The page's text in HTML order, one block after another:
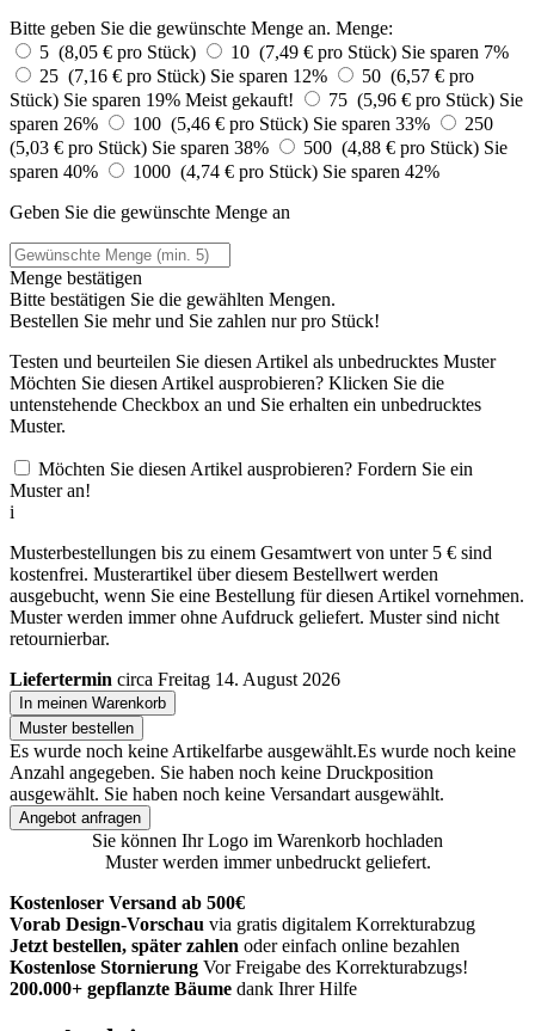
Bitte geben Sie die gewünschte Menge an. Menge:
5 (8,05 € pro Stück)
10 (7,49 € pro Stück) Sie sparen 7%
25 (7,16 € pro Stück) Sie sparen 12%
50 (6,57 € pro
Stück) Sie sparen 19% Meist gekauft! 75 (5,96 € pro Stück) Sie
sparen 26%
100 (5,46 € pro Stück) Sie sparen 33%
250
(5,03 € pro Stück) Sie sparen 38% 500 (4,88 € pro Stück) Sie
sparen 40%
1000 (4,74 € pro Stück) Sie sparen 42%
Geben Sie die gewünschte Menge an
Menge bestätigen
Bitte bestätigen Sie die gewählten Mengen.
Bestellen Sie mehr und Sie zahlen nurpro Stück!
Testen und beurteilen Sie diesen Artikel als unbedrucktes Muster
Möchten Sie diesen Artikel ausprobieren? Klicken Sie die
untenstehende Checkbox an und Sie erhalten ein unbedrucktes
Muster.
Möchten Sie diesen Artikel ausprobieren? Fordern Sie ein
Muster an!
i
Musterbestellungen bis zu einem Gesamtwert von unter 5 € sind
kostenfrei. Musterartikel über diesem Bestellwert werden
ausgebucht, wenn Sie eine Bestellung für diesen Artikel vornehmen.
Muster werden immer ohne Aufdruck geliefert. Muster sind nicht
retournierbar.
Liefertermin circa Freitag 14. August 2026
In meinen Warenkorb
Muster bestellen
Es wurde noch keine Artikelfarbe ausgewählt.Es wurde noch keine
Anzahl angegeben. Sie haben noch keine Druckposition
ausgewählt. Sie haben noch keine Versandart ausgewählt.
Angebot anfragen
Sie können Ihr Logo im Warenkorb hochladen
Muster werden immer unbedruckt geliefert.
Kostenloser Versand ab 500€
Vorab Design-Vorschau via gratis digitalem Korrekturabzug
Jetzt bestellen, später zahlen oder einfach online bezahlen
Kostenlose Stornierung Vor Freigabe des Korrekturabzugs!
200.000+ gepflanzte Bäume dank Ihrer Hilfe